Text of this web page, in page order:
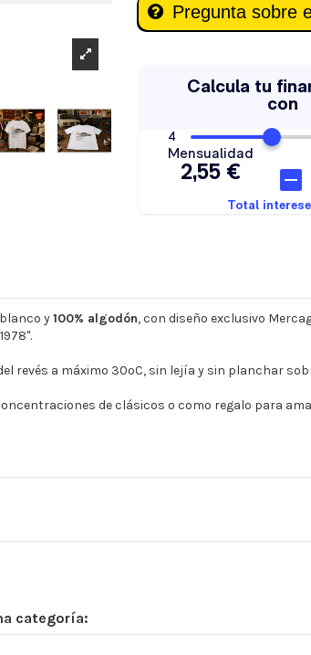
Pregunta sobre
y100% algodón, con diseño exclusivo
revés a máximo 30ºC, sin lejía y sin planchar
de clásicos o como regalo para
categoría: